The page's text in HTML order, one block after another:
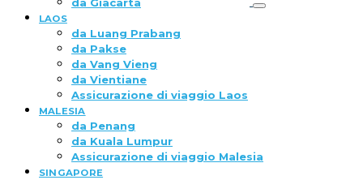
LAOS
da Luang Prabang
da Pakse
da Vang Vieng
da Vientiane
Assicurazione di viaggio Laos
MALESIA
da Penang
da Kuala Lumpur
Assicurazione di viaggio Malesia
SINGAPORE